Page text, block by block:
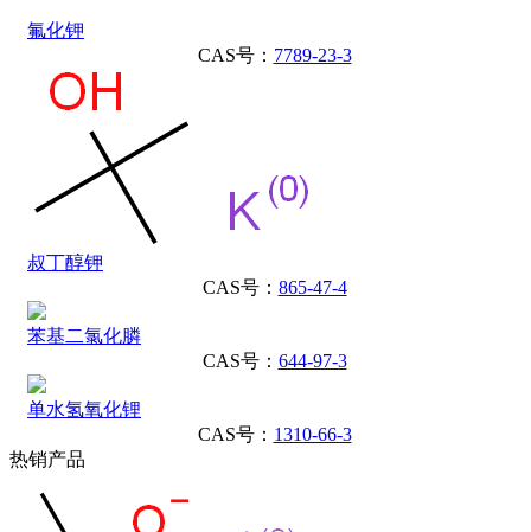
氟化钾
CAS号： 7789-23-3
叔丁醇钾
CAS号： 865-47-4
苯基二氯化膦
CAS号： 644-97-3
单水氢氧化锂
CAS号： 1310-66-3
热销产品